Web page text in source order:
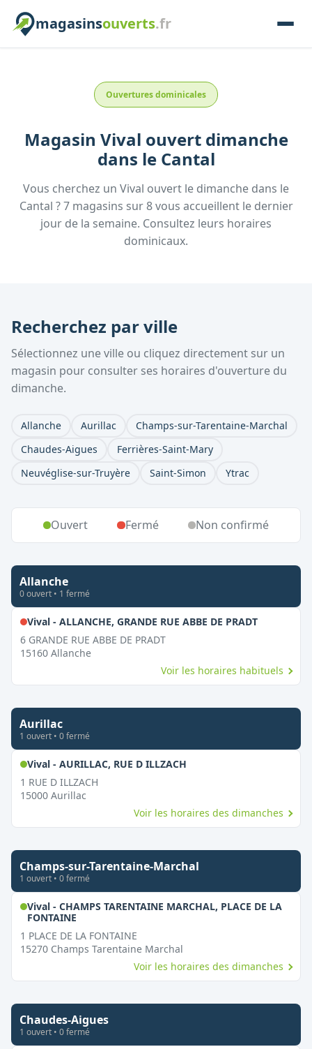
magasinsouverts.fr
Ouvertures dominicales
Magasin Vival ouvert dimanche
dans le Cantal
Vous cherchez un Vival ouvert le dimanche dans le
Cantal ?7 magasins sur 8 vous accueillentle dernier
jour de la semaine. Consultez leurs horaires
dominicaux.
Recherchez par ville
Sélectionnez une ville ou cliquez directement sur un
magasin pour consulter ses horaires d'ouverture du
dimanche.
Allanche Aurillac
Champs-sur-Tarentaine-Marchal
Chaudes-Aigues
Ferrières-Saint-Mary
Neuvéglise-sur-Truyère
Saint-Simon Ytrac
Ouvert Fermé Non confirmé
Allanche
0ouvert • 1 fermé
Vival - ALLANCHE, GRANDE RUE ABBE DE PRADT,
6 GRANDE RUE ABBE DE PRADT
15160 Allanche
Voir les horaires habituels
Aurillac
1 ouvert • 0fermé
Vival - AURILLAC, RUE D ILLZACH,
1 RUE D ILLZACH
15000 Aurillac
Voir les horaires des dimanches
Champs-sur-Tarentaine-Marchal
1 ouvert • 0fermé
Vival - CHAMPS TARENTAINE MARCHAL, PLACE DE LA
FONTAINE,
1 PLACE DE LA FONTAINE
15270 Champs Tarentaine Marchal
Voir les horaires des dimanches
Chaudes-Aigues
1 ouvert • 0fermé